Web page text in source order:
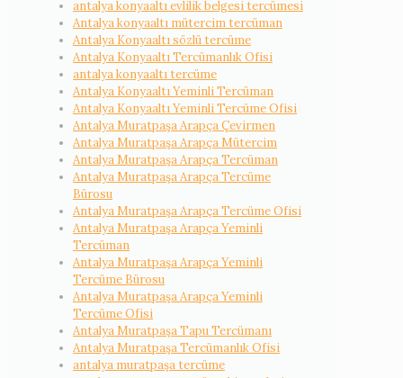
antalya konyaaltı evlilik belgesi tercümesi
Antalya konyaaltı mütercim tercüman
Antalya Konyaaltı sözlü tercüme
Antalya Konyaaltı Tercümanlık Ofisi
antalya konyaaltı tercüme
Antalya Konyaaltı Yeminli Tercüman
Antalya Konyaaltı Yeminli Tercüme Ofisi
Antalya Muratpaşa Arapça Çevirmen
Antalya Muratpaşa Arapça Mütercim
Antalya Muratpaşa Arapça Tercüman
Antalya Muratpaşa Arapça Tercüme
Bürosu
Antalya Muratpaşa Arapça Tercüme Ofisi
Antalya Muratpaşa Arapça Yeminli
Tercüman
Antalya Muratpaşa Arapça Yeminli
Tercüme Bürosu
Antalya Muratpaşa Arapça Yeminli
Tercüme Ofisi
Antalya Muratpaşa Tapu Tercümanı
Antalya Muratpaşa Tercümanlık Ofisi
antalya muratpaşa tercüme